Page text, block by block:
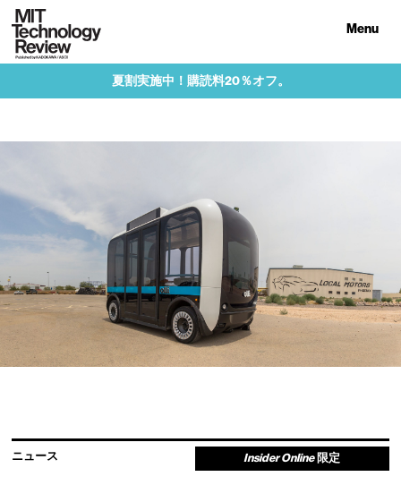
Menu
夏割実施中！購読料20％オフ。
ニュース Insider Online 限定